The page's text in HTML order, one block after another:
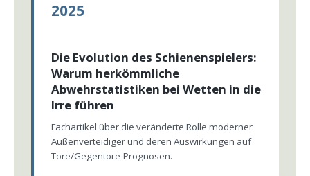
2025
Die Evolution des Schienenspielers:
Warum herkömmliche
Abwehrstatistiken bei Wetten in die
Irre führen
Fachartikel über die veränderte Rolle moderner
Außenverteidiger und deren Auswirkungen auf
Tore/Gegentore-Prognosen.